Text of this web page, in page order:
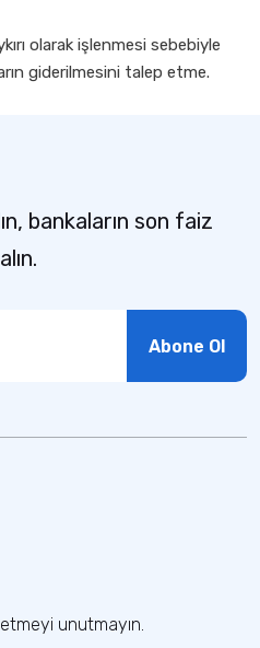
olarak işlenmesi sebebiyle
giderilmesini talep etme.
bankaların son faiz
Abone Ol
unutmayın.